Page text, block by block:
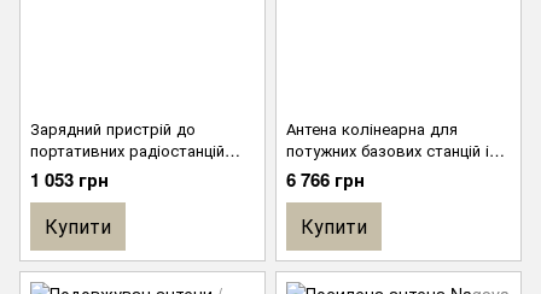
Зарядний пристрій до
портативних радіостанцій
Motorola DP2400 / DP2600 /
DP4400 / DP4600 / DP4800 /
R7 / R7A
1 053 грн
Купити
Антена колінеарна для
потужних базових станцій і
ретрансляторів (VHF) Green
6 766 грн
Купити